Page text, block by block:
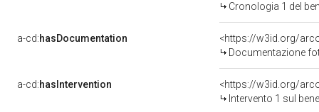
Cronologia 1 del
a-cd:hasDocumentation
Documentazione
a-cd:hasIntervention
<https://w3id.org/
Intervento 1 sul